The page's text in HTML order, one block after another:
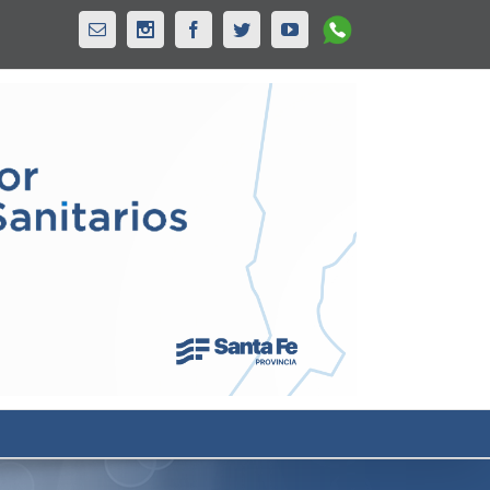
Email InstagramFacebookTwitterYoutubeWhatsapp